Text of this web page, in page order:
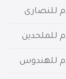
للنصارى
للملحدين
للهندوس